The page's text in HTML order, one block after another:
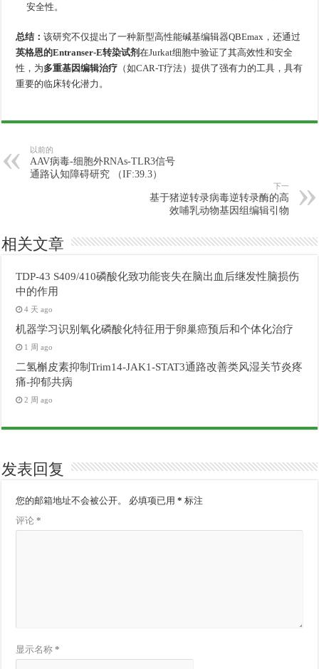
安全性。
总结：该研究不仅提出了一种新型高性能碱基编辑器QBEmax，还通过
英格恩的Entranser-E转染试剂在Jurkat细胞中验证了其高效性和安全
性，为多重基因编辑治疗 （如CAR-T疗法）提供了强有力的工具，具有
重要的临床转化潜力。
以前的
AAV病毒-细胞外RNAs-TLR3信号
通路认知障碍研究 （IF:39.3）
下一
基于猪逆转录病毒逆转录酶的高
效哺乳动物基因组编辑引物
相关文章
TDP-43 S409/410磷酸化致功能丧失在脑出血后继发性脑损伤
中的作用
4 天 ago
机器学习识别氧化磷酸化特征用于卵巢癌预后和个体化治疗
1 周 ago
二氢槲皮素抑制Trim14-JAK1-STAT3通路改善类风湿关节炎疼
痛-抑郁共病
2 周 ago
发表回复
您的邮箱地址不会被公开。 必填项已用* 标注
评论*
显示名称*